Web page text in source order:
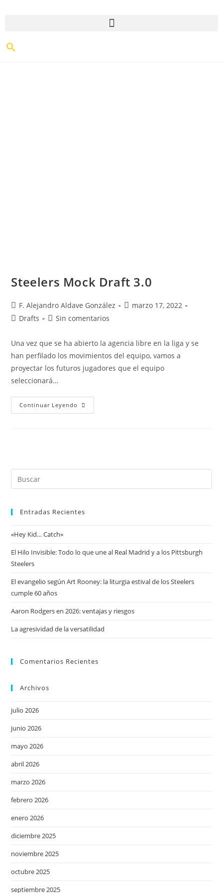
Steelers Mock Draft 3.0
F. Alejandro Aldave González
marzo 17, 2022
Drafts
Sin comentarios
Una vez que se ha abierto la agencia libre en la liga y se
han perfilado los movimientos del equipo, vamos a
proyectar los futuros jugadores que el equipo
seleccionará…
Continuar Leyendo
Entradas Recientes
«Hey Kid… Catch»
El Hilo Invisible: Todo lo que une al Real Madrid y a los Pittsburgh
Steelers
El evangelio según Art Rooney: la liturgia estival de los Steelers
cumple 60 años
Aaron Rodgers en 2026: ventajas y riesgos
La agresividad de la versatilidad
Comentarios Recientes
Archivos
julio 2026
junio 2026
mayo 2026
abril 2026
marzo 2026
febrero 2026
enero 2026
diciembre 2025
noviembre 2025
octubre 2025
septiembre 2025